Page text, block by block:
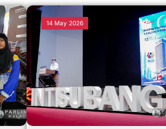
14 May 2026